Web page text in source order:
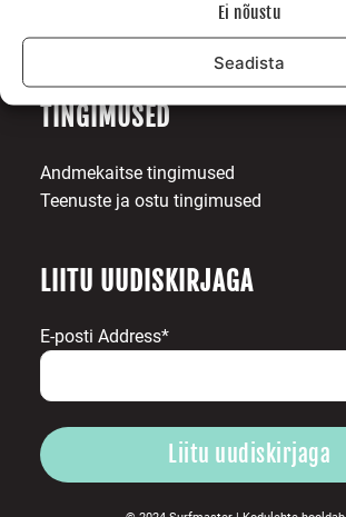
Ei nõustu
Seadista
Toetajad
TINGIMUSED
Andmekaitse tingimused
Teenuste ja ostu tingimused
LIITU UUDISKIRJAGA
E-posti Address*